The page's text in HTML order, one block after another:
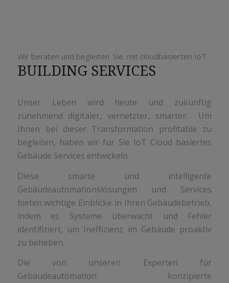
Wir beraten und begleiten .Sie. mit cloudbasierten IoT
BUILDING SERVICES
Unser Leben wird heute und zukünftig
zunehmend digitaler, vernetzter, smarter. Um
Ihnen bei dieser Transformation profitable zu
begleiten, haben wir für Sie IoT Cloud basiertes
Gebäude Services entwickeln.
Diese smarte und intelligente
Gebäudeautomationslösungen und Services
bieten wichtige Einblicke in Ihren Gebäudebetrieb,
indem es Systeme überwacht und Fehler
identifiziert, um Ineffizienz im Gebäude proaktiv
zu beheben.
Die von unseren Experten für
Gebäudeautomation konzipierte